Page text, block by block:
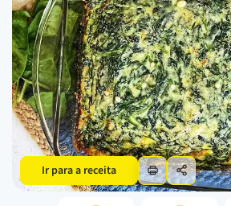
Ir para a receita